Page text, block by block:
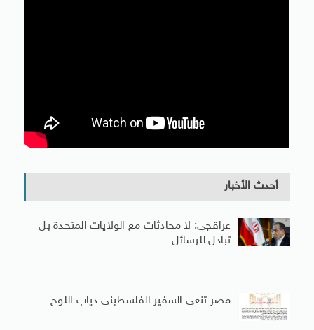
أحدث الأخبار
عراقجى: لا محادثات مع الولايات المتحدة بل
تبادل للرسائل
مصر تنعى السفير الفلسطينى دياب اللوح